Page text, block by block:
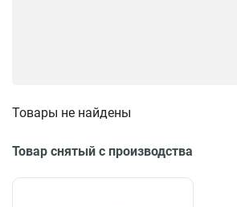
Товары не найдены
Товар снятый с производства